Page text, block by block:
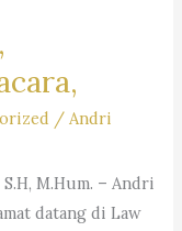
/ Andri
M.Hum. – Andri
datang di Law